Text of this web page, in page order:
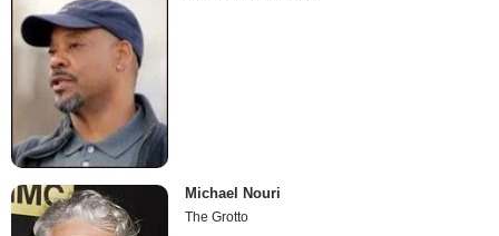
Michael Nouri
The Grotto